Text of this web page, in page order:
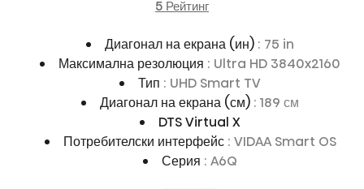
5 Рейтинг
Диагонал на екрана (ин) : 75 in
Максимална резолюция : Ultra HD 3840x2160
Тип : UHD Smart TV
Диагонал на екрана (см) : 189 см
DTS Virtual X
Потребителски интерфейс : VIDAA Smart OS
Серия : A6Q